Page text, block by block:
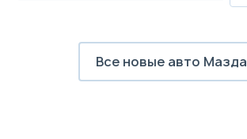
Все новые авто Мазда